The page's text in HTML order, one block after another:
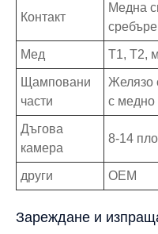
Контакт
Медна
Мед T1, T2,
Щамповани
части
Желязо
с медно
Дъгова
камера
8-14
други OEM
Зареждане и